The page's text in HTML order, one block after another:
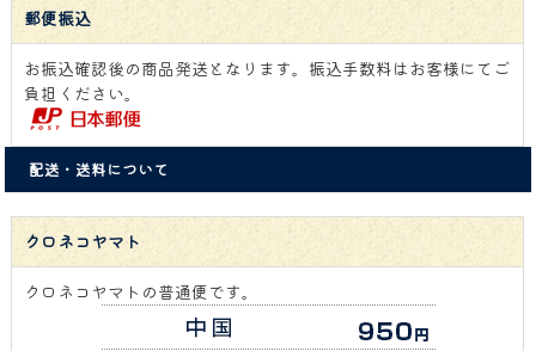
郵便振込
お振込確認後の商品発送となります。振込手数料はお客様にてご
負担ください。
配送・送料について
クロネコヤマト
クロネコヤマトの普通便です。